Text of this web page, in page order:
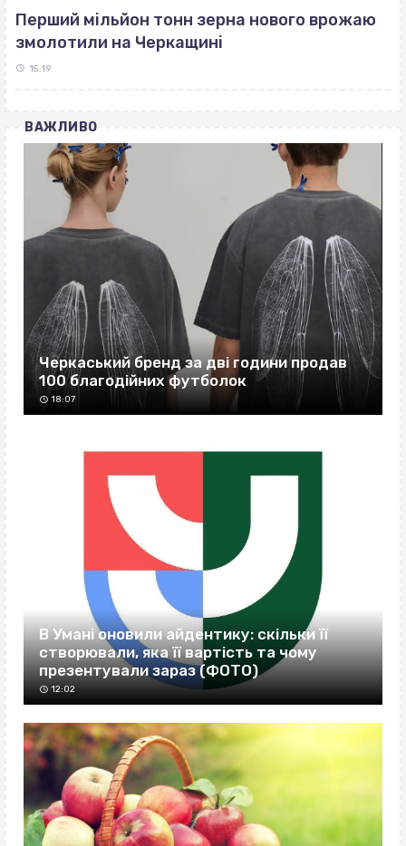
Перший мільйон тонн зерна нового врожаю
змолотили на Черкащині
15:19
ВАЖЛИВО
Черкаський бренд за дві години продав
100 благодійних футболок
18:07
В Умані оновили айдентику: скільки її
створювали, яка її вартість та чому
презентували зараз (ФОТО)
12:02